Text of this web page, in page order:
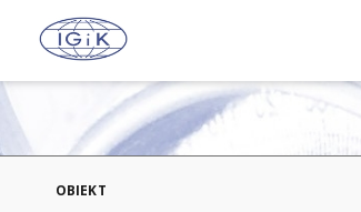
OBIEKT